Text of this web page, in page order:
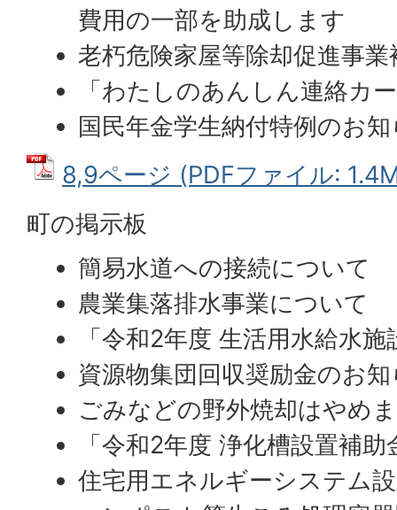
費用の一部を助成します
老朽危険家屋等除却促進事
「わたしのあんしん連絡カ
国民年金学生納付特例のお
8,9ページ (PDFファイル:
町の掲示板
簡易水道への接続について
農業集落排水事業について
「令和2年度 生活用水給水
資源物集団回収奨励金のお
ごみなどの野外焼却はやめ
「令和2年度 浄化槽設置補
住宅用エネルギーシステム